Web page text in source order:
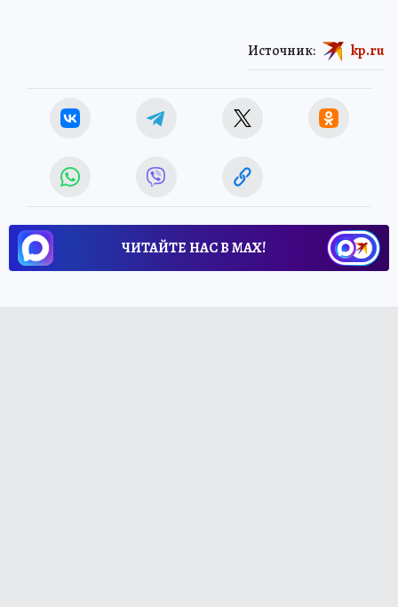
Источник: kp.ru
ЧИТАЙТЕ НАС В МАХ!